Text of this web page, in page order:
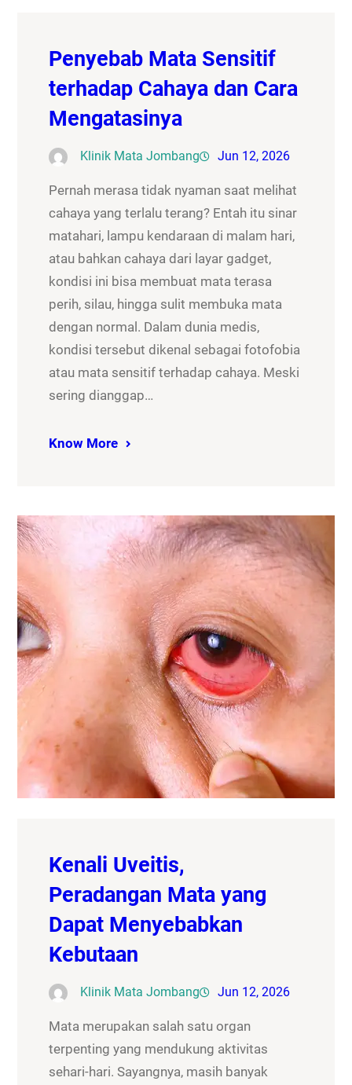
Penyebab Mata Sensitif
terhadap Cahaya dan Cara
Mengatasinya
Klinik Mata Jombang Jun 12, 2026
Pernah merasa tidak nyaman saat melihat
cahaya yang terlalu terang? Entah itu sinar
matahari, lampu kendaraan di malam hari,
atau bahkan cahaya dari layar gadget,
kondisi ini bisa membuat mata terasa
perih, silau, hingga sulit membuka mata
dengan normal. Dalam dunia medis,
kondisi tersebut dikenal sebagai fotofobia
atau mata sensitif terhadap cahaya. Meski
sering dianggap…
Know More
Kenali Uveitis,
Peradangan Mata yang
Dapat Menyebabkan
Kebutaan
Klinik Mata Jombang Jun 12, 2026
Mata merupakan salah satu organ
terpenting yang mendukung aktivitas
sehari-hari. Sayangnya, masih banyak